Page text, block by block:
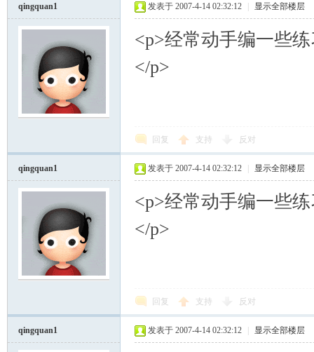
qingquan1 发表于 2007-4-14 02:32:12 显示全部楼层
<p>经常动手编一些
</p>
回复 支持 反对
qingquan1 发表于 2007-4-14 02:32:12 显示全部楼层
<p>经常动手编一些
</p>
回复 支持 反对
qingquan1 发表于 2007-4-14 02:32:12 显示全部楼层